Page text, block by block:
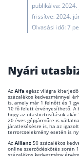
publikálva: 2024.
frissítve: 2024.
Olvasási idő: 7
Nyári
Az Alfa egész világra
százalékos kedvezménnyel
is, amely már 1 felnőtt és 1
10 fő felett érvényesíthető. A
hogy az utasbiztosítások
20 éves gépjárműre is
járatlekésésre is, ha az
terrorcselekmény esetén is
Az Allianz 50 százalékos
online szerződéskötés során